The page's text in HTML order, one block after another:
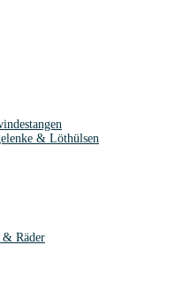
& Löthülsen
& Räder